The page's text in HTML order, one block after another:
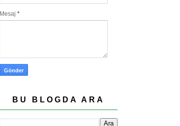
Mesaj *
BU BLOGDA ARA